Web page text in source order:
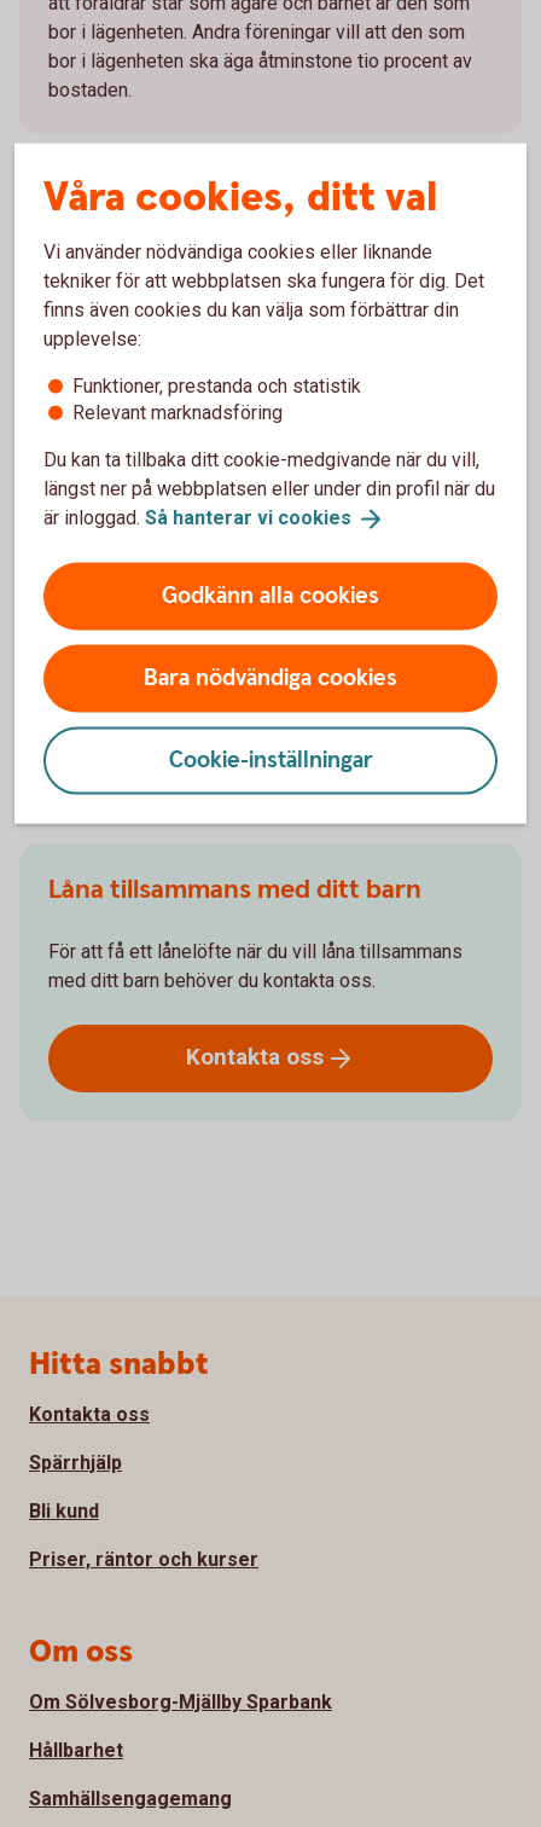
bor i lägenheten. Andra föreningar vill att den som
bor i lägenheten ska äga åtminstone tio procent av
bostaden.
Glöm inte juridiken
När du tar ett bolån tillsammans med ditt barn är det
viktigt att inte glömma de juridiska delarna. När ska
påverkan har du som förälder över bostaden? Vad
händer om ditt barn blir sambo och delar bostaden
med en person som inte är skriven på lånet? Vad
behöver du tänka på om du har flera barn?
Är du osäker på vilka juridisk avtal du behöver?
hjälp
Bli medlåntagare och låna
tillsammans med ditt barn
Låna tillsammans med ditt barn
För att få ett lånelöfte när du vill låna tillsammans
med ditt barn behöver du kontakta oss.
Kontakta oss
Våra cookies, ditt val
Vi använder nödvändiga cookies eller liknande
tekniker för att webbplatsen ska fungera för dig. Det
finns även cookies du kan välja som förbättrar din
upplevelse:
Funktioner, prestanda och statistik
Relevant marknadsföring
Du kan ta tillbaka ditt cookie-medgivande när du vill,
längst ner på webbplatsen eller under din profil när du
är inloggad. Så hanterar vi cookies
Godkänn alla cookies
Bara nödvändiga cookies
Cookie-inställningar
Sidfot
Hitta snabbt
Kontakta oss
Spärrhjälp
Bli kund
Priser, räntor och kurser
Om oss
Om Sölvesborg-Mjällby Sparbank
Hållbarhet
Samhällsengagemang